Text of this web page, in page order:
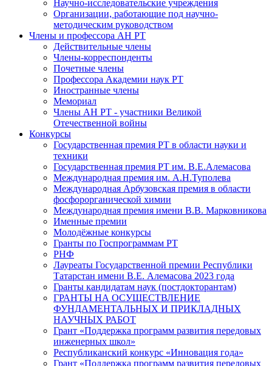
Научно-исследовательские учреждения
Организации, работающие под научно-
методическим руководством
Члены и профессора АН РТ
Действительные члены
Члены-корреспонденты
Почетные члены
Профессора Академии наук РТ
Иностранные члены
Мемориал
Члены АН РТ - участники Великой
Отечественной войны
Конкурсы
Государственная премия РТ в области науки и
техники
Государственная премия РТ им. В.Е.Алемасова
Международная премия им. А.Н.Туполева
Международная Арбузовская премия в области
фосфорорганической химии
Международная премия имени В.В. Марковникова
Именные премии
Молодёжные конкурсы
Гранты по Госпрограммам РТ
РНФ
Лауреаты Государственной премии Республики
Татарстан имени В.Е. Алемасова 2023 года
Гранты кандидатам наук (постдокторантам)
ГРАНТЫ НА ОСУЩЕСТВЛЕНИЕ
ФУНДАМЕНТАЛЬНЫХ И ПРИКЛАДНЫХ
НАУЧНЫХ РАБОТ
Грант «Поддержка программ развития передовых
инженерных школ»
Республиканский конкурс «Инновация года»
Грант «Поддержка программ развития передовых